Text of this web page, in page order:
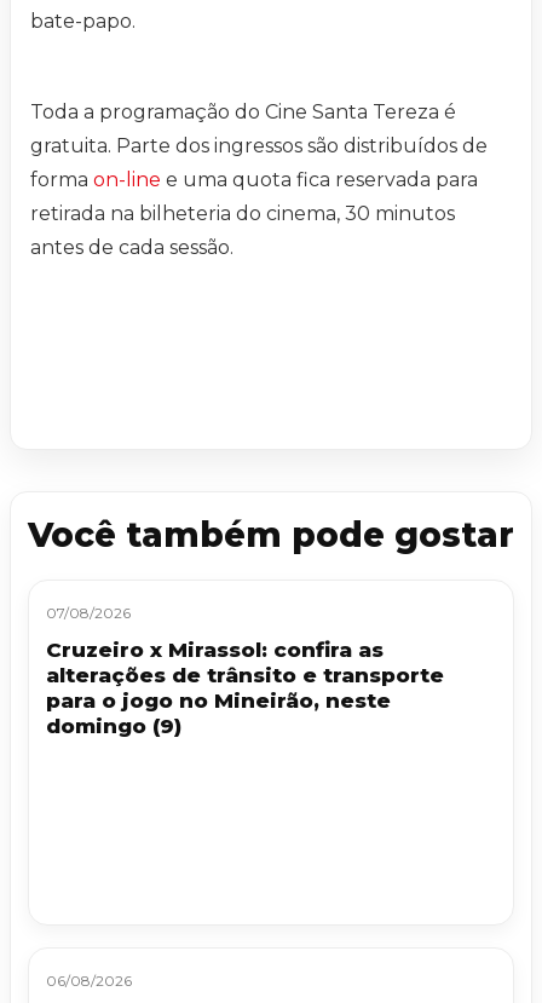
bate-papo.
Toda a programação do Cine Santa Tereza é
gratuita. Parte dos ingressos são distribuídos de
forma on-line e uma quota fica reservada para
retirada na bilheteria do cinema, 30 minutos
antes de cada sessão.
Você também pode gostar
07/08/2026
Cruzeiro x Mirassol: confira as
alterações de trânsito e transporte
para o jogo no Mineirão, neste
domingo (9)
06/08/2026